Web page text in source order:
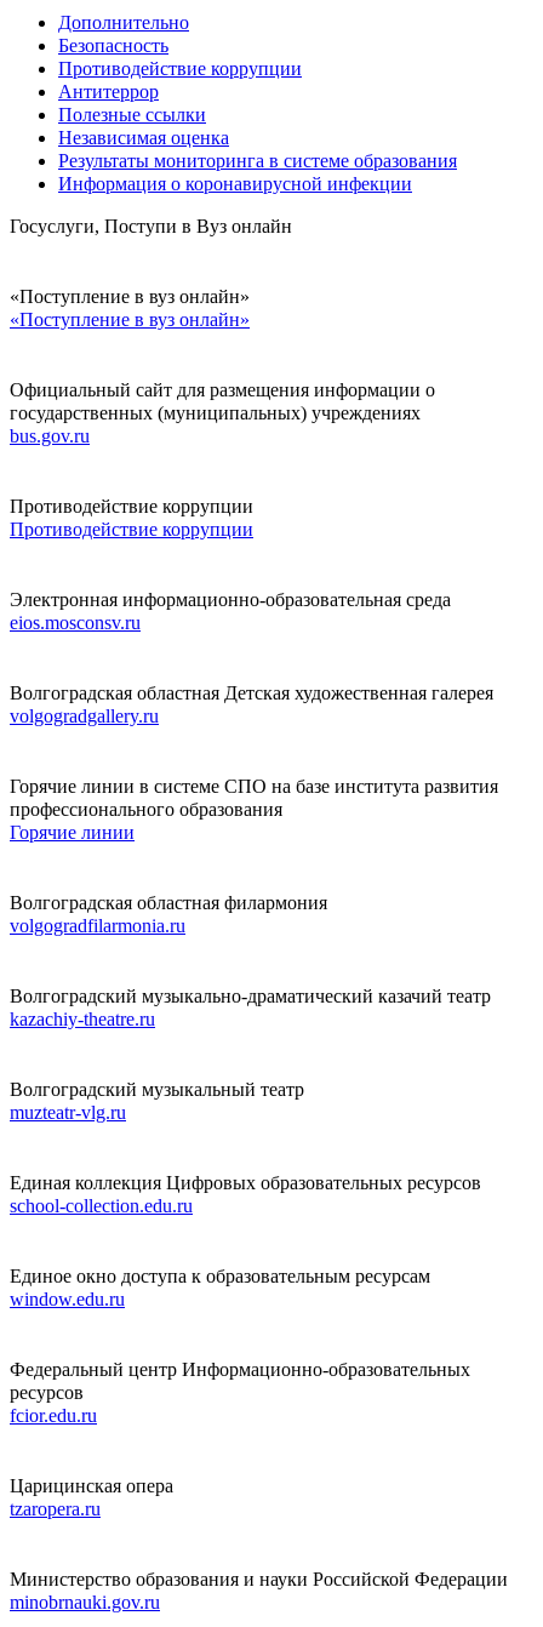
Дополнительно
Безопасность
Противодействие коррупции
Антитеррор
Полезные ссылки
Независимая оценка
Результаты мониторинга в системе образования
Информация о коронавирусной инфекции
Госуслуги, Поступи в Вуз онлайн
«Поступление в вуз онлайн»
«Поступление в вуз онлайн»
Официальный сайт для размещения информации о
государственных (муниципальных) учреждениях
bus.gov.ru
Противодействие коррупции
Противодействие коррупции
Электронная информационно-образовательная среда
eios.mosconsv.ru
Волгоградская областная Детская художественная галерея
volgogradgallery.ru
Горячие линии в системе СПО на базе института развития
профессионального образования
Горячие линии
Волгоградская областная филармония
volgogradfilarmonia.ru
Волгоградский музыкально-драматический казачий театр
kazachiy-theatre.ru
Волгоградский музыкальный театр
muzteatr-vlg.ru
Единая коллекция Цифровых образовательных ресурсов
school-collection.edu.ru
Единое окно доступа к образовательным ресурсам
window.edu.ru
Федеральный центр Информационно-образовательных
ресурсов
fcior.edu.ru
Царицинская опера
tzaropera.ru
Министерство образования и науки Российской Федерации
minobrnauki.gov.ru